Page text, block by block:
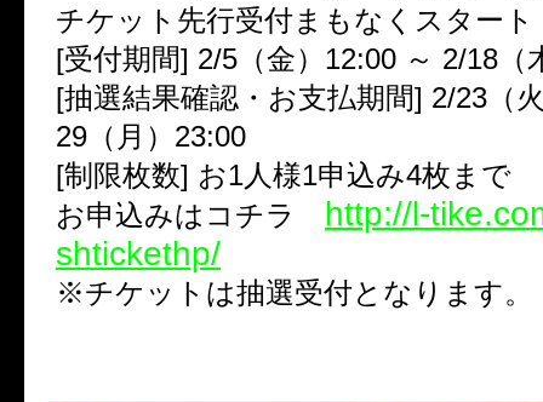
チケット先行受付まもなくスタート
[受付期間] 2/5（金）12:00 ～ 2/18（
[抽選結果確認・お支払期間] 2/23（
29（月）23:00
[制限枚数] お1人様1申込み4枚まで
お申込みはコチラ
http://l-
shtickethp/
※チケットは抽選受付となります。